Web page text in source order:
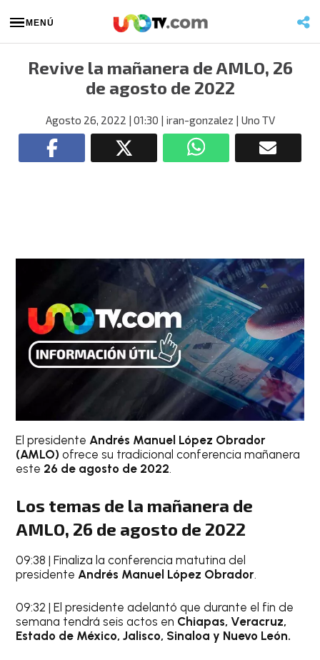
MENÚ
Revive la mañanera de AMLO, 26
de agosto de 2022
Agosto 26, 2022 | 01:30 | iran-gonzalez | Uno TV
El presidente Andrés Manuel López Obrador
(AMLO)ofrece su tradicional conferencia mañanera
este 26 de agosto de 2022.
Los temas de la mañanera de
AMLO, 26 de agosto de 2022
09:38 | Finaliza la conferencia matutina del
presidente Andrés Manuel López Obrador.
09:32 | El presidente adelantó que durante el fin de
semana tendrá seis actos en Chiapas, Veracruz,
Estado de México, Jalisco, Sinaloa y Nuevo León.